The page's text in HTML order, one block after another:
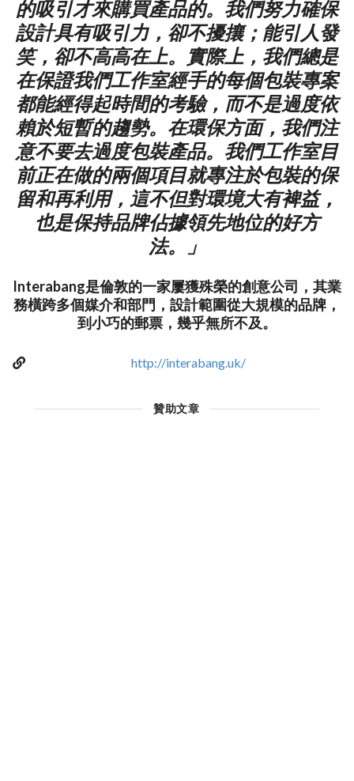
的吸引才來購買產品的。我們努力確保
設計具有吸引力，卻不擾攘；能引人發
笑，卻不高高在上。實際上，我們總是
在保證我們工作室經手的每個包裝專案
都能經得起時間的考驗，而不是過度依
賴於短暫的趨勢。在環保方面，我們注
意不要去過度包裝產品。我們工作室目
前正在做的兩個項目就專注於包裝的保
留和再利用，這不但對環境大有裨益，
也是保持品牌佔據領先地位的好方
法。」
Interabang是倫敦的一家屢獲殊榮的創意公司，其業
務橫跨多個媒介和部門，設計範圍從大規模的品牌，
到小巧的郵票，幾乎無所不及。
http://interabang.uk/
贊助文章